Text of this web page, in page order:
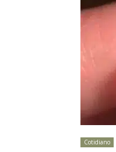
Cotidiano